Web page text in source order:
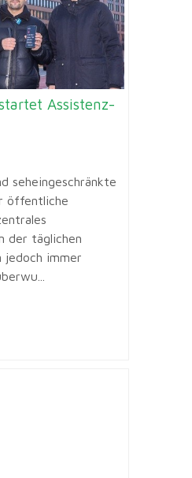
Assistenz-
seheingeschränkte
öffentliche
der täglichen
jedoch immer